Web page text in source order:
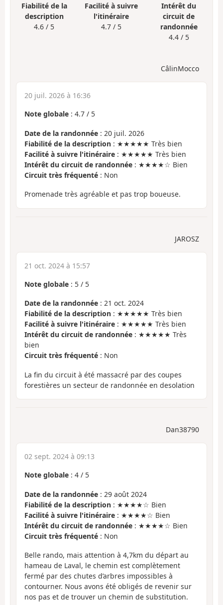
Fiabilité de la
description
4.6 / 5
Facilité à suivre
l'itinéraire
4.7 / 5
Intérêt du
circuit de
randonnée
4.4 / 5
CâlinMocco
20 juil. 2026 à 16:36
Note globale : 4.7 / 5
Date de la randonnée : 20 juil. 2026
Fiabilité de la description : ★★★★★ Très bien
Facilité à suivre l'itinéraire : ★★★★★ Très bien
Intérêt du circuit de randonnée : ★★★★☆ Bien
Circuit très fréquenté : Non
Promenade très agréable et pas trop boueuse.
JAROSZ
21 oct. 2024 à 15:57
Note globale : 5 / 5
Date de la randonnée : 21 oct. 2024
Fiabilité de la description : ★★★★★ Très bien
Facilité à suivre l'itinéraire : ★★★★★ Très bien
Intérêt du circuit de randonnée : ★★★★★ Très
bien
Circuit très fréquenté : Non
La fin du circuit à été massacré par des coupes
forestières un secteur de randonnée en desolation
Dan38790
02 sept. 2024 à 09:13
Note globale : 4 / 5
Date de la randonnée : 29 août 2024
Fiabilité de la description : ★★★★☆ Bien
Facilité à suivre l'itinéraire : ★★★★☆ Bien
Intérêt du circuit de randonnée : ★★★★☆ Bien
Circuit très fréquenté : Non
Belle rando, mais attention à 4,7km du départ au
hameau de Laval, le chemin est complètement
fermé par des chutes d’arbres impossibles à
contourner. Nous avons été obligés de revenir sur
nos pas et de trouver un chemin de substitution.